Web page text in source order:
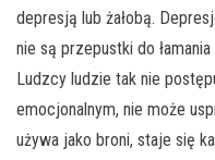
depresją lub żałobą.
nie są przepustki do
Ludzcy ludzie tak nie
emocjonalnym, nie może
używa jako broni, staje się